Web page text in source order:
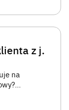
z j.
na